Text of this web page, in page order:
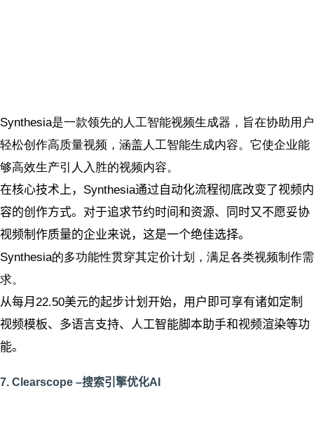
Synthesia是一款领先的人工智能视频生成器，旨在协助用户
轻松创作高质量视频，涵盖人工智能生成内容。它使企业能
够高效生产引人入胜的视频内容。
在核心技术上，Synthesia通过自动化流程彻底改变了视频内
容的创作方式。对于追求节约时间和资源、同时又不愿妥协
视频制作质量的企业来说，这是一个绝佳选择。
Synthesia的多功能性贯穿其定价计划，满足各类视频制作需
求。
从每月22.50美元的起步计划开始，用户即可享有诸如定制
视频模板、多语言支持、人工智能脚本助手和视频渲染等功
能。
7. Clearscope –搜索引擎优化AI